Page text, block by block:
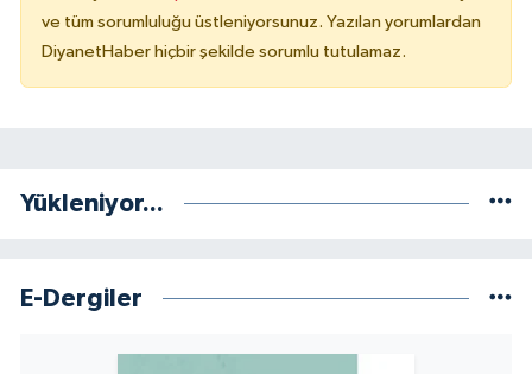
ve tüm sorumluluğu üstleniyorsunuz. Yazılan yorumlardan
DiyanetHaber hiçbir şekilde sorumlu tutulamaz.
Yükleniyor...
E-Dergiler